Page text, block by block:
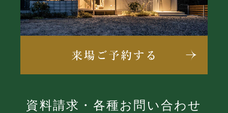
資料請求・各種お問い合わせ